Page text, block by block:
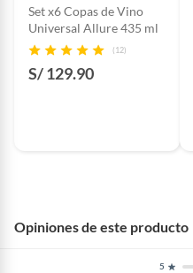
Set x6 Copas de Vino
Universal Allure 435 ml
(12)
S/ 129.90
Opiniones de este producto
5